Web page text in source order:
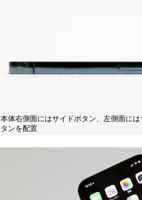
本体右側面にはサイドボタン、左側面に
タンを配置